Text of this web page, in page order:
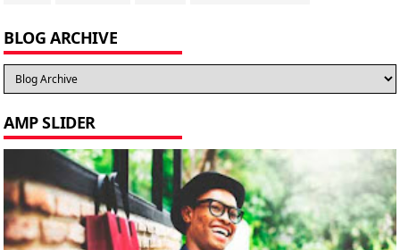
BLOG ARCHIVE
AMP SLIDER